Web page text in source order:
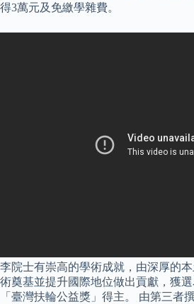
得3萬元及免繳學雜費。
李院士有崇高的學術成就，由深厚的
術奠基並提升國際地位做出貢獻，獲
「臺灣扶輪公益獎」得主。 由第三者